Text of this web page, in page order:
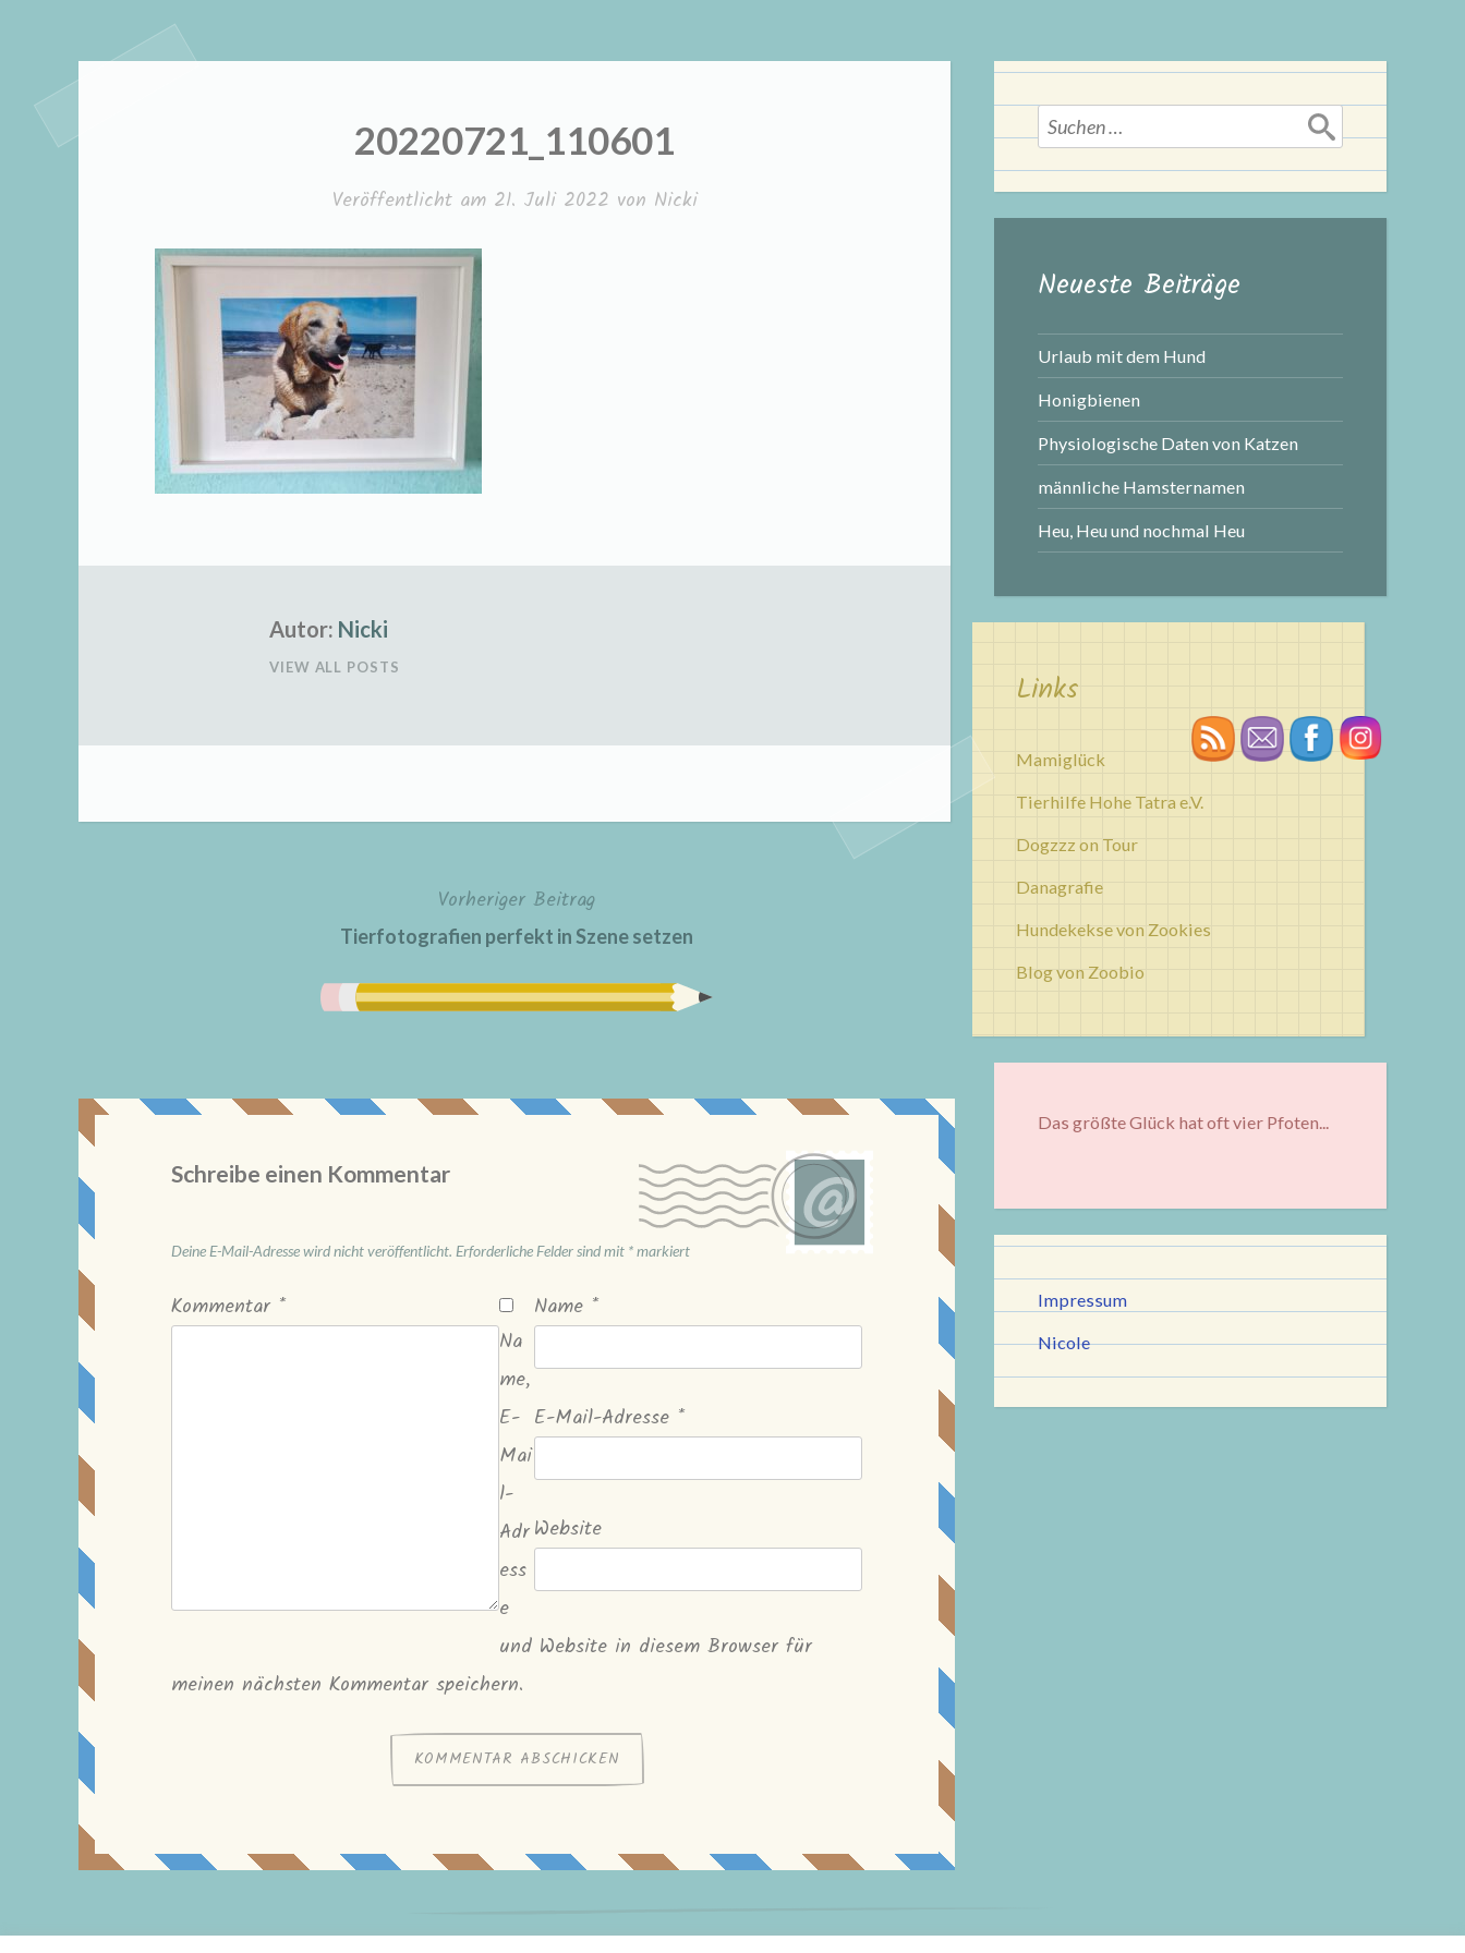
20220721_110601
Veröffentlicht am 21. Juli 2022 von Nicki
Autor: Nicki
VIEW ALL POSTS
Vorheriger Beitrag
Tierfotografien perfekt in Szene setzen
Schreibe einen Kommentar
Deine E-Mail-Adresse wird nicht veröffentlicht. Erforderliche Felder sind mit *markiert
Kommentar * Name *
E-Mail-Adresse *
Website
Na
me,
E-
Mai
l-
Adr
ess
e
und Website in diesem Browser für
meinen nächsten Kommentar speichern.
Suchen
nach:
Neueste Beiträge
Urlaub mit dem Hund
Honigbienen
Physiologische Daten von Katzen
männliche Hamsternamen
Heu, Heu und nochmal Heu
Links
Mamiglück
Tierhilfe Hohe Tatra e.V.
Dogzzz on Tour
Danagrafie
Hundekekse von Zookies
Blog von Zoobio
Das größte Glück hat oft vier Pfoten...
Impressum
Nicole